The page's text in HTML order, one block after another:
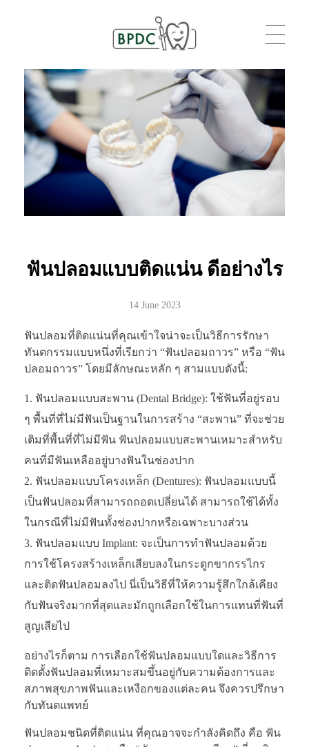
BPDC
ฟันปลอมแบบติดแน่น ดีอย่างไร
14 June 2023
ฟันปลอมที่ติดแน่นที่คุณเข้าใจน่าจะเป็นวิธีการรักษา
ทันตกรรมแบบหนึ่งที่เรียกว่า “ฟันปลอมถาวร” หรือ “ฟัน
ปลอมถาวร” โดยมีลักษณะหลัก ๆ สามแบบดังนี้:
ฟันปลอมแบบสะพาน (Dental Bridge): ใช้ฟันที่อยู่รอบ
ๆ พื้นที่ที่ไม่มีฟันเป็นฐานในการสร้าง “สะพาน” ที่จะช่วย
เติมที่พื้นที่ที่ไม่มีฟัน ฟันปลอมแบบสะพานเหมาะสำหรับ
คนที่มีฟันเหลืออยู่บางฟันในช่องปาก
ฟันปลอมแบบโครงเหล็ก (Dentures): ฟันปลอมแบบนี้
เป็นฟันปลอมที่สามารถถอดเปลี่ยนได้ สามารถใช้ได้ทั้ง
ในกรณีที่ไม่มีฟันทั้งช่องปากหรือเฉพาะบางส่วน
ฟันปลอมแบบ Implant: จะเป็นการทำฟันปลอมด้วย
การใช้โครงสร้างเหล็กเสียบลงในกระดูกขากรรไกร
และติดฟันปลอมลงไป นี่เป็นวิธีที่ให้ความรู้สึกใกล้เคียง
กับฟันจริงมากที่สุดและมักถูกเลือกใช้ในการแทนที่ฟันที่
สูญเสียไป
อย่างไรก็ตาม การเลือกใช้ฟันปลอมแบบใดและวิธีการ
ติดตั้งฟันปลอมที่เหมาะสมขึ้นอยู่กับความต้องการและ
สภาพสุขภาพฟันและเหงือกของแต่ละคน จึงควรปรึกษา
กับทันตแพทย์
ฟันปลอมชนิดที่ติดแน่น ที่คุณอาจจะกำลังคิดถึง คือ ฟัน